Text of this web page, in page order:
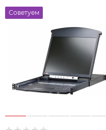
Советуем